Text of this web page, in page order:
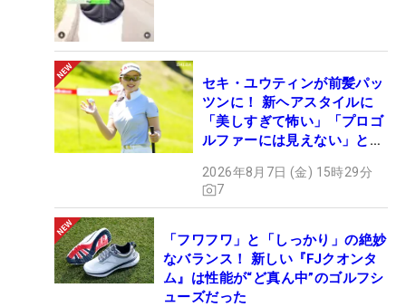
セキ・ユウティンが前髪パッ
ツンに！ 新ヘアスタイルに
「美しすぎて怖い」「プロゴ
ルファーには見えない」とコ
2026年8月7日 (金) 15時29分
7
「フワフワ」と「しっかり」の絶妙
なバランス！ 新しい『FJクオンタ
ム』は性能が“ど真ん中”のゴルフシ
ューズだった